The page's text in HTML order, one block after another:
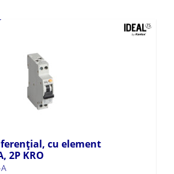
cu element
2P KRO